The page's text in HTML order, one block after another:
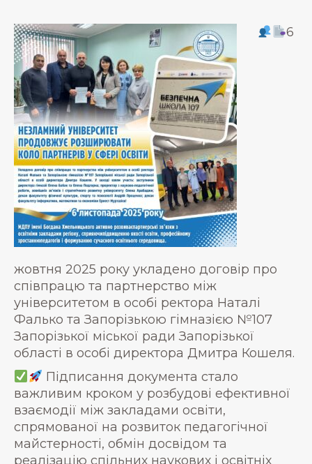
6
жовтня 2025 року укладено договір про
співпрацю та партнерство між
університетом в особі ректора Наталі
Фалько та Запорізькою гімназією №107
Запорізької міської ради Запорізької
області в особі директора Дмитра Кошеля.
Підписання документа стало
важливим кроком у розбудові ефективної
взаємодії між закладами освіти,
спрямованої на розвиток педагогічної
майстерності, обмін досвідом та
реалізацію спільних наукових і освітніх